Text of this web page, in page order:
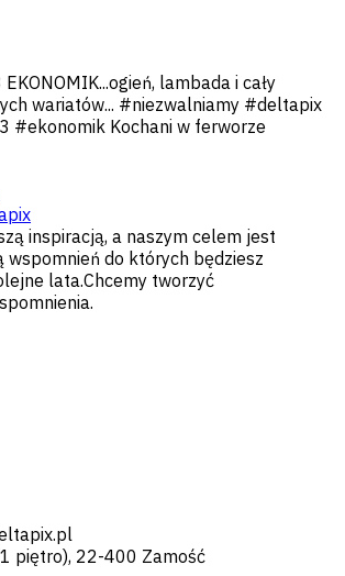
lambada i cały
wariatów... #niezwalniamy #deltapix
#ekonomik Kochani w ferworze
inspiracją, a naszym celem jest
wspomnień do których będziesz
lata.Chcemy tworzyć
piętro), 22-400 Zamość